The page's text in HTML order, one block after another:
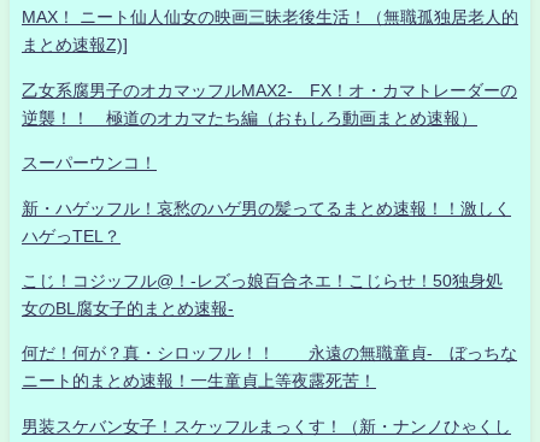
MAX！ ニート仙人仙女の映画三昧老後生活！（無職孤独居老人的
まとめ速報Z)]
乙女系腐男子のオカマッフルMAX2- FX！オ・カマトレーダーの
逆襲！！ 極道のオカマたち編（おもしろ動画まとめ速報）
スーパーウンコ！
新・ハゲッフル！哀愁のハゲ男の髪ってるまとめ速報！！激しく
ハゲっTEL？
こじ！コジッフル@！-レズっ娘百合ネエ！こじらせ！50独身処
女のBL腐女子的まとめ速報-
何だ！何が？真・シロッフル！！ 永遠の無職童貞- ぼっちな
ニート的まとめ速報！一生童貞上等夜露死苦！
男装スケバン女子！スケッフルまっくす！（新・ナンノひゃくし